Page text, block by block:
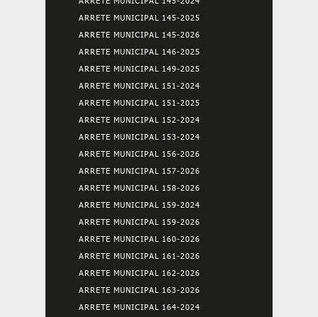
ARRETE MUNICIPAL 145-2025
ARRETE MUNICIPAL 145-2026
ARRETE MUNICIPAL 146-2025
ARRETE MUNICIPAL 149-2025
ARRETE MUNICIPAL 151-2024
ARRETE MUNICIPAL 151-2025
ARRETE MUNICIPAL 152-2024
ARRETE MUNICIPAL 153-2024
ARRETE MUNICIPAL 156-2026
ARRETE MUNICIPAL 157-2026
ARRETE MUNICIPAL 158-2026
ARRETE MUNICIPAL 159-2024
ARRETE MUNICIPAL 159-2026
ARRETE MUNICIPAL 160-2026
ARRETE MUNICIPAL 161-2026
ARRETE MUNICIPAL 162-2026
ARRETE MUNICIPAL 163-2026
ARRETE MUNICIPAL 164-2024